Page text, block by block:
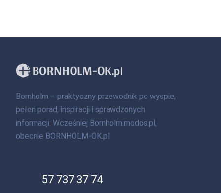
Bornholm – praktyczny przewodnik po wyspie,
pełen porad, inspiracji i sprawdzonych
informacji. Wcześniej Bornholm.modos.pl,
obecnie BORNHOLM-OK.pl
57 737 37 74